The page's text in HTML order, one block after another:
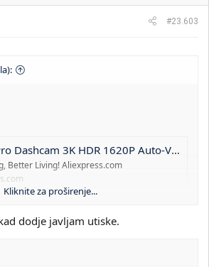
#23.603
Videorekorder mit WLAN, Nachtsicht, WDR, Sprachsteuerung, 24-Stunden-Parküberwachung 143 ° Sichtfeld
Better Living! Aliexpress.com
Kliknite za proširenje...
dodje javljam utiske.